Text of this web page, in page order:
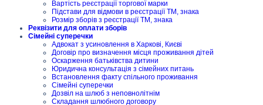
Вартість реєстрації торгової марки
Підстави для відмови в реєстрації ТМ, знака
Розмір зборів з реєстрації ТМ, знака
Реквізити для оплати зборів
Сімейні суперечки
Адвокат з усиновлення в Харкові, Києві
Договір про визначення місця проживання дітей
Оскарження батьківства дитини
Юридична консультація з сімейних питань
Встановлення факту спільного проживання
Сімейні суперечки
Дозвіл на шлюб з неповнолітнім
Складання шлюбного договору